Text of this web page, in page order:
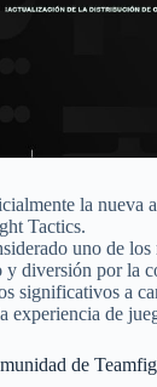
la nueva
Tactics.
uno de los
y diversión por la
significativos a
experiencia de
de